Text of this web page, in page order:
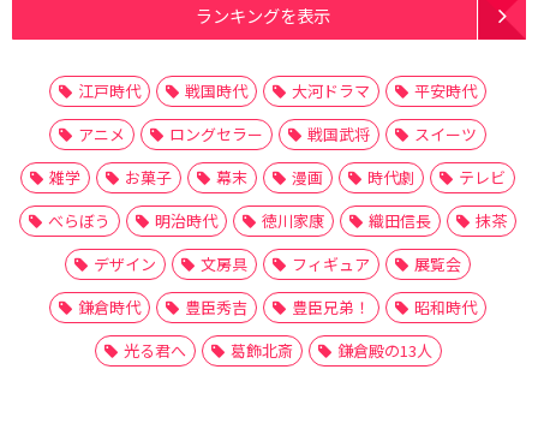
ランキングを表示
江戸時代 戦国時代 大河ドラマ
平安時代
アニメ
ロングセラー 戦国武将
スイーツ
雑学
お菓子 幕末 漫画 時代劇
テレビ
べらぼう
明治時代 徳川家康 織田信長
抹茶
デザイン
文房具 フィギュア
展覧会
鎌倉時代
豊臣秀吉 豊臣兄弟！
昭和時代
光る君へ
葛飾北斎 鎌倉殿の13人